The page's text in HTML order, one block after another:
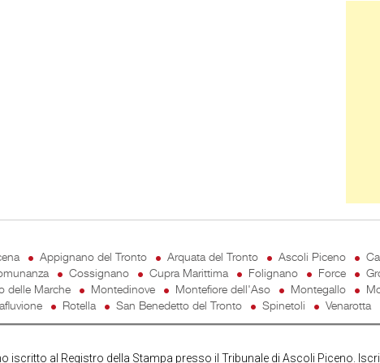
Appignano del Tronto Arquata del Tronto Ascoli Piceno
Cossignano Cupra Marittima Folignano Force
delle Marche Montedinove Montefiore dell'Aso Montegallo
Rotella San Benedetto del Tronto Spinetoli Venarotta
iscritto al Registro della Stampa presso il Tribunale di Ascoli Piceno.